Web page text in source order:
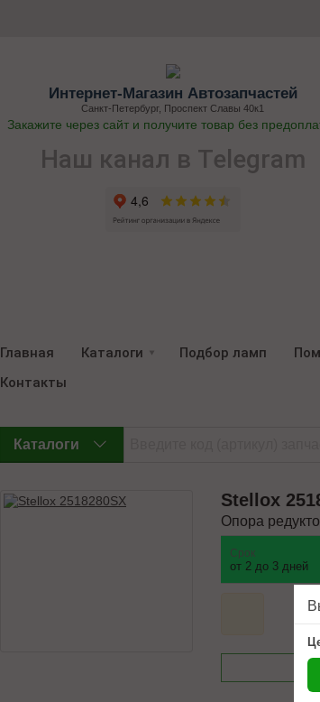
Интернет-Магазин Автозапчастей
Санкт-Петербург, Проспект Славы 40к1
Закажите через сайт и получите товар без
Наш канал в Telegram
Главная Каталоги Подбор ламп
Контакты
Каталоги
Stellox
Опора
Срок
от 2 до 3 дней